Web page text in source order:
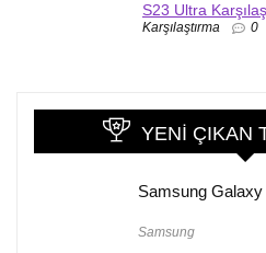
S23 Ultra
Karşılaştırma 0
YENI ÇIKAN
Samsung Galaxy
Samsung